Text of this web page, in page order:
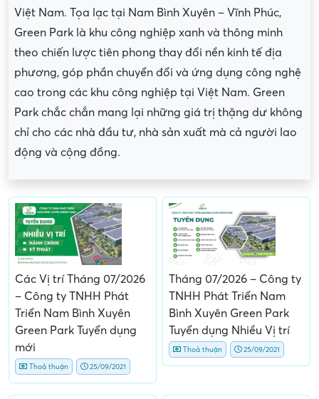
Việt Nam. Tọa lạc tại Nam Bình Xuyên – Vĩnh Phúc,
Green Park là khu công nghiệp xanh và thông minh
theo chiến lược tiên phong thay đổi nền kinh tế địa
phương, góp phần chuyển đổi và ứng dụng công nghệ
cao trong các khu công nghiệp tại Việt Nam. Green
Park chắc chắn mang lại những giá trị thặng dư không
chỉ cho các nhà đầu tư, nhà sản xuất mà cả người lao
động và cộng đồng.
Các Vị trí Tháng 07/2026
– Công ty TNHH Phát
Triển Nam Bình Xuyên
Green Park Tuyển dụng
mới
Thoả thuận 25/09/2021
Tháng 07/2026 – Công ty
TNHH Phát Triển Nam
Bình Xuyên Green Park
Tuyển dụng Nhiều Vị trí
Thoả thuận 25/09/2021